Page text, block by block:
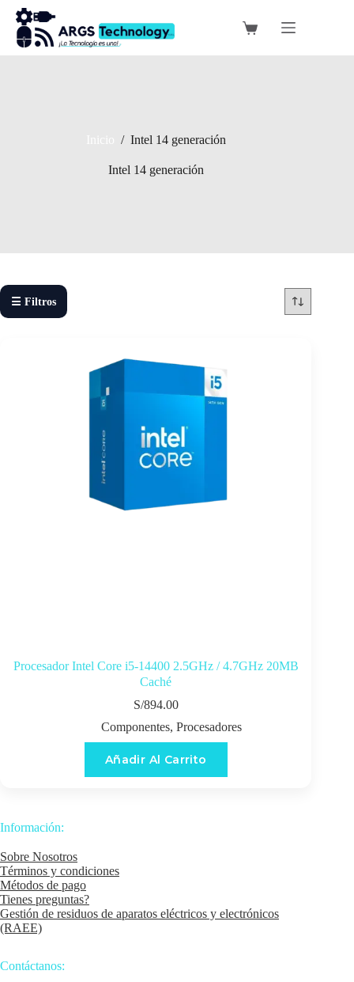
Saltar
contenido
Carro
/ Intel 14 generación
Intel 14 generación
☰ Filtros
Procesador Intel Core i5-14400 2.5GHz / 4.7GHz 20MB
Caché
S/894.00
Componentes,Procesadores
Añadir Al Carrito
Información:
Sobre Nosotros
Términos y condiciones
Métodos de pago
Tienes preguntas?
Gestión de residuos de aparatos eléctricos y electrónicos
(RAEE)
Contáctanos: